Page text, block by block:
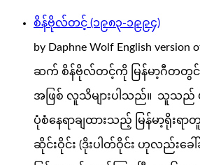
စိန်ဗိုလ်တင့် (၁၉၈၃-၁၉၉၄)
by Daphne Wolf English
ဆက် စိန်ဗိုလ်တင့်ကို မြန်မာ့ဂီတတွင်
အဖြစ် လူသိများပါသည်။ သူသည်
ပုံစံနေရာချထားသည့် မြန်မာ့ရိုးရ
ဆိုင်းဝိုင်း (ဒိုးပါတ်ဝိုင်း ဟုလည်းခေ